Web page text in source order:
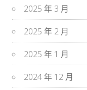
2025 年 3 月
2025 年 2 月
2025 年 1 月
2024 年 12 月